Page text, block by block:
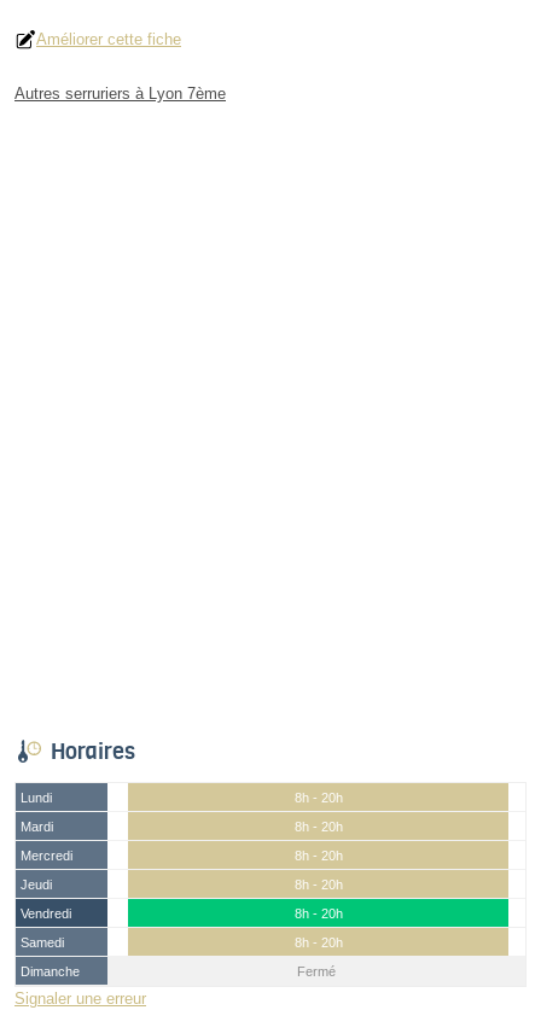
Améliorer cette fiche
Autres serruriers à Lyon 7ème
Horaires
Lundi
8h - 20h
Mardi
8h - 20h
Mercredi
8h - 20h
Jeudi
8h - 20h
Vendredi
8h - 20h
Samedi
8h - 20h
Dimanche
Fermé
Signaler une erreur